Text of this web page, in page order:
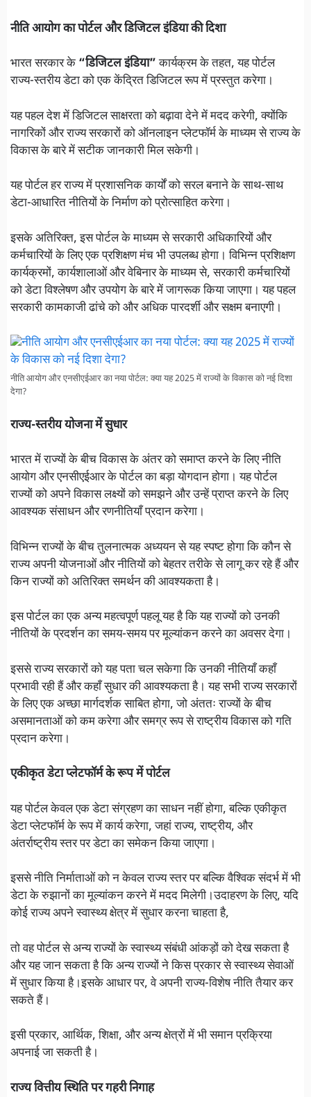
नीति आयोग का पोर्टल और डिजिटल इंडिया की दिशा
भारत सरकार के “डिजिटल इंडिया”कार्यक्रम के तहत, यह पोर्टल
राज्य-स्तरीय डेटा को एक केंद्रित डिजिटल रूप में प्रस्तुत करेगा।
यह पहल देश में डिजिटल साक्षरता को बढ़ावा देने में मदद करेगी, क्योंकि
नागरिकों और राज्य सरकारों को ऑनलाइन प्लेटफॉर्म के माध्यम से राज्य के
विकास के बारे में सटीक जानकारी मिल सकेगी।
यह पोर्टल हर राज्य में प्रशासनिक कार्यों को सरल बनाने के साथ-साथ
डेटा-आधारित नीतियों के निर्माण को प्रोत्साहित करेगा।
इसके अतिरिक्त, इस पोर्टल के माध्यम से सरकारी अधिकारियों और
कर्मचारियों के लिए एक प्रशिक्षण मंच भी उपलब्ध होगा। विभिन्न प्रशिक्षण
कार्यक्रमों, कार्यशालाओं और वेबिनार के माध्यम से, सरकारी कर्मचारियों
को डेटा विश्लेषण और उपयोग के बारे में जागरूक किया जाएगा। यह पहल
सरकारी कामकाजी ढांचे को और अधिक पारदर्शी और सक्षम बनाएगी।
नीति आयोग और एनसीएईआर का नया पोर्टल: क्या यह 2025 में राज्यों के विकास को नई दिशा
देगा?
राज्य-स्तरीय योजना में सुधार
भारत में राज्यों के बीच विकास के अंतर को समाप्त करने के लिए नीति
आयोग और एनसीएईआर के पोर्टल का बड़ा योगदान होगा। यह पोर्टल
राज्यों को अपने विकास लक्ष्यों को समझने और उन्हें प्राप्त करने के लिए
आवश्यक संसाधन और रणनीतियाँ प्रदान करेगा।
विभिन्न राज्यों के बीच तुलनात्मक अध्ययन से यह स्पष्ट होगा कि कौन से
राज्य अपनी योजनाओं और नीतियों को बेहतर तरीके से लागू कर रहे हैं और
किन राज्यों को अतिरिक्त समर्थन की आवश्यकता है।
इस पोर्टल का एक अन्य महत्वपूर्ण पहलू यह है कि यह राज्यों को उनकी
नीतियों के प्रदर्शन का समय-समय पर मूल्यांकन करने का अवसर देगा।
इससे राज्य सरकारों को यह पता चल सकेगा कि उनकी नीतियाँ कहाँ
प्रभावी रही हैं और कहाँ सुधार की आवश्यकता है। यह सभी राज्य सरकारों
के लिए एक अच्छा मार्गदर्शक साबित होगा, जो अंततः राज्यों के बीच
असमानताओं को कम करेगा और समग्र रूप से राष्ट्रीय विकास को गति
प्रदान करेगा।
एकीकृत डेटा प्लेटफॉर्म के रूप में पोर्टल
यह पोर्टल केवल एक डेटा संग्रहण का साधन नहीं होगा, बल्कि एकीकृत
डेटा प्लेटफॉर्म के रूप में कार्य करेगा, जहां राज्य, राष्ट्रीय, और
अंतर्राष्ट्रीय स्तर पर डेटा का समेकन किया जाएगा।
इससे नीति निर्माताओं को न केवल राज्य स्तर पर बल्कि वैश्विक संदर्भ में भी
डेटा के रुझानों का मूल्यांकन करने में मदद मिलेगी।उदाहरण के लिए, यदि
कोई राज्य अपने स्वास्थ्य क्षेत्र में सुधार करना चाहता है,
तो वह पोर्टल से अन्य राज्यों के स्वास्थ्य संबंधी आंकड़ों को देख सकता है
और यह जान सकता है कि अन्य राज्यों ने किस प्रकार से स्वास्थ्य सेवाओं
में सुधार किया है।इसके आधार पर, वे अपनी राज्य-विशेष नीति तैयार कर
सकते हैं।
इसी प्रकार, आर्थिक, शिक्षा, और अन्य क्षेत्रों में भी समान प्रक्रिया
अपनाई जा सकती है।
राज्य वित्तीय स्थिति पर गहरी निगाह